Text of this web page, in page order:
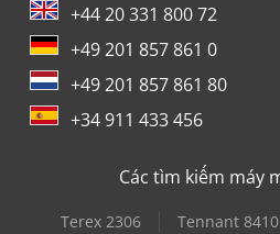
+44 20 331 800 72
+49 201 857 861 0
+49 201 857 861 80
+34 911 433 456
Các tìm kiếm máy
Terex 2306 Tennant 8410